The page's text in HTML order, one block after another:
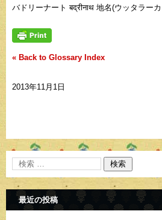
バドリーナート बद्रीनाथ 地名(ウッタラー
« Back to Glossary Index
2013年11月1日
最近の投稿